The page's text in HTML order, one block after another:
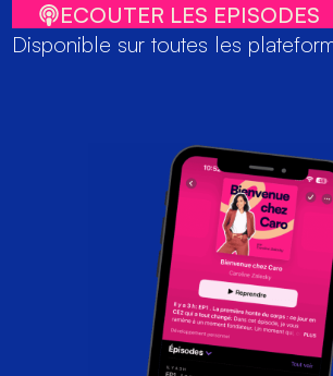
ECOUTER LES EPISODES
Disponible sur toutes les